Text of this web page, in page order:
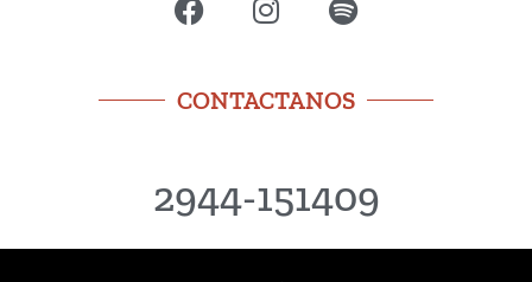
CONTACTANOS
2944-151409